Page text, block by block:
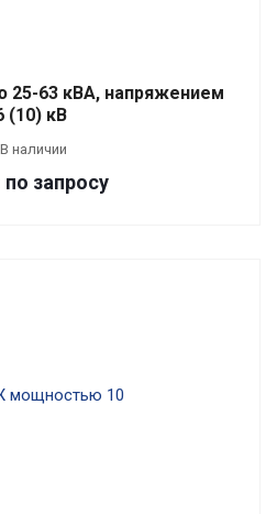
63 кВА, напряжением
(10) кВ
В наличии
запросу